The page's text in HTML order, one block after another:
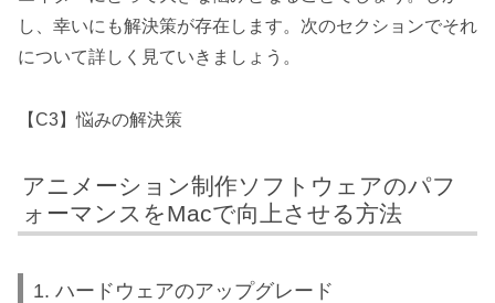
し、幸いにも解決策が存在します。次のセクションでそれ
について詳しく見ていきましょう。
【C3】悩みの解決策
アニメーション制作ソフトウェアのパフ
ォーマンスをMacで向上させる方法
1. ハードウェアのアップグレード